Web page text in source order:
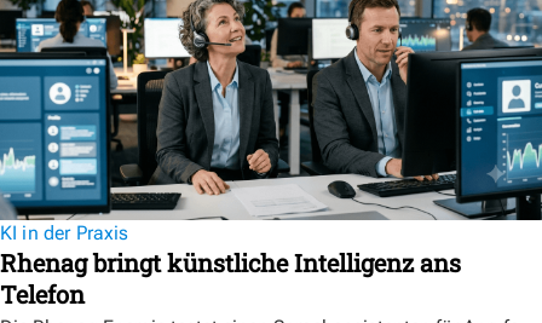
KI in der Praxis
Rhenag bringt künstliche Intelligenz ans
Telefon